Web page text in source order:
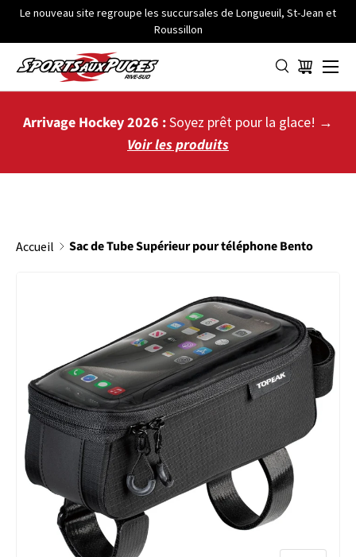
ALLER AU CONTENU
Le nouveau site regroupe les succursales de Longueuil, St-Jean et
Roussillon
Panier
Menu
Arrivage Hockey 2026 :Soyez prêt pour la glace! →
Voir les produits
Accueil Sac de Tube Supérieur pour téléphone Bento
PASSER AUX INFORMATIONS PRODUITS